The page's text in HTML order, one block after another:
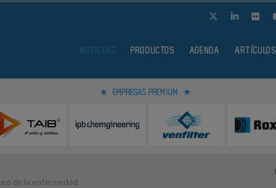
NOTICIAS PRODUCTOS AGENDA ARTÍCULOS
EMPRESAS PREMIUM
de la enfermedad